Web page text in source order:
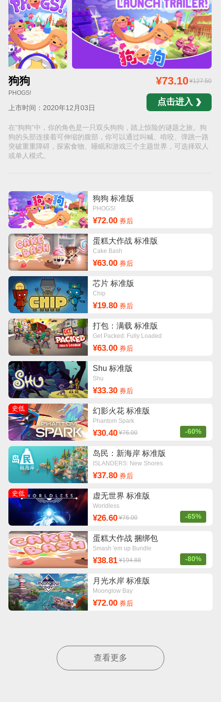
狗狗
PHOGS!
上市时间：2020年12月03日
¥127.50
¥73.10
点击进入
在“狗狗”中，你的角色是一只双头狗狗，踏上惊险的谜题之旅。狗
狗的头部连接着可伸缩的腹部，你可以通过叫喊、啃咬、弹跳一路
突破重重障碍，探索食物、睡眠和游戏三个主题世界，可选择双人
或单人模式。
狗狗 标准版
PHOGS!
¥72.00券后
蛋糕大作战 标准版
Cake Bash
¥63.00券后
芯片 标准版
Chip
¥19.80券后
打包：满载 标准版
Get Packed: Fully Loaded
¥63.00券后
Shu 标准版
Shu
¥33.30券后
史低 幻影火花 标准版
Phantom Spark
¥30.40 ¥76.00 -60%
岛民：新海岸 标准版
ISLANDERS: New Shores
¥37.80券后
史低 虚无世界 标准版
Worldless
¥26.60 ¥76.00 -65%
蛋糕大作战 捆绑包
Smash 'em up Bundle
¥38.81 ¥194.88 -80%
月光水岸 标准版
Moonglow Bay
¥72.00券后
查看更多